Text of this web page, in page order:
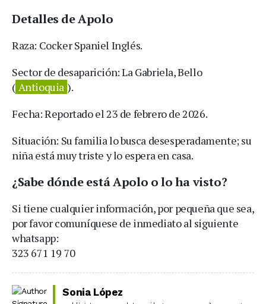
Detalles de Apolo
Raza: Cocker Spaniel Inglés.
Sector de desaparición: La Gabriela, Bello
( Antioquia ).
Fecha: Reportado el 23 de febrero de 2026.
Situación: Su familia lo busca desesperadamente; su
niña está muy triste y lo espera en casa.
¿Sabe dónde está Apolo o lo ha visto?
Si tiene cualquier información, por pequeña que sea,
por favor comuníquese de inmediato al siguiente
whatsapp:
323 671 19 70
Sonia López